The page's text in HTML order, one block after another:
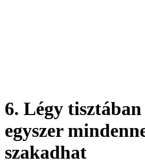
6. Légy
egyszer
szakadhat